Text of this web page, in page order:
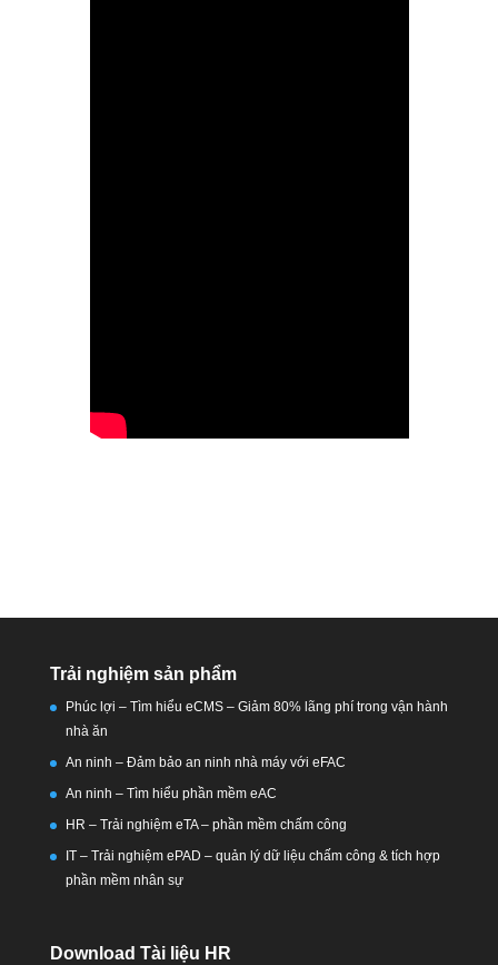
Trải nghiệm sản phẩm
Phúc lợi – Tìm hiểu eCMS – Giảm 80% lãng phí trong vận hành
nhà ăn
An ninh – Đảm bảo an ninh nhà máy với eFAC
An ninh – Tìm hiểu phần mềm eAC
HR – Trải nghiệm eTA – phần mềm chấm công
IT – Trải nghiệm ePAD – quản lý dữ liệu chấm công & tích hợp
phần mềm nhân sự
Download Tài liệu HR